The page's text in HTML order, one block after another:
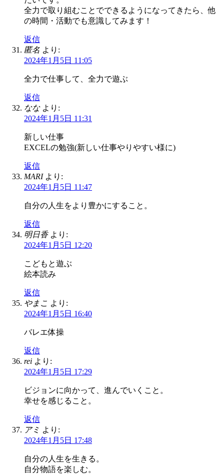
全力で取り組むことでできるようになってきたら、他
の時間・活動でも意識してみます！
返信
匿名 より:
2024年1月5日 11:05
全力で仕事して、全力で遊ぶ
返信
なな より:
2024年1月5日 11:31
新しい仕事
EXCELの勉強(新しい仕事やりやすい様に)
返信
MARI より:
2024年1月5日 11:47
自分の人生をより豊かにすること。
返信
明日香 より:
2024年1月5日 12:20
こどもと遊ぶ
絵本読み
返信
やまこ より:
2024年1月5日 16:40
バレエ体操
返信
rei より:
2024年1月5日 17:29
ビジョンに向かって、進んでいくこと。
幸せを感じること。
返信
アミ より:
2024年1月5日 17:48
自分の人生を生きる。
自分物語を楽しむ。